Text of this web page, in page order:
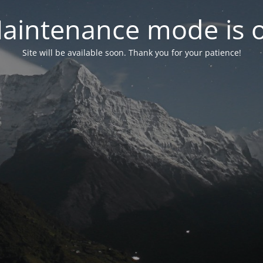
mode is
Site will be available soon. Thank you for your patience!